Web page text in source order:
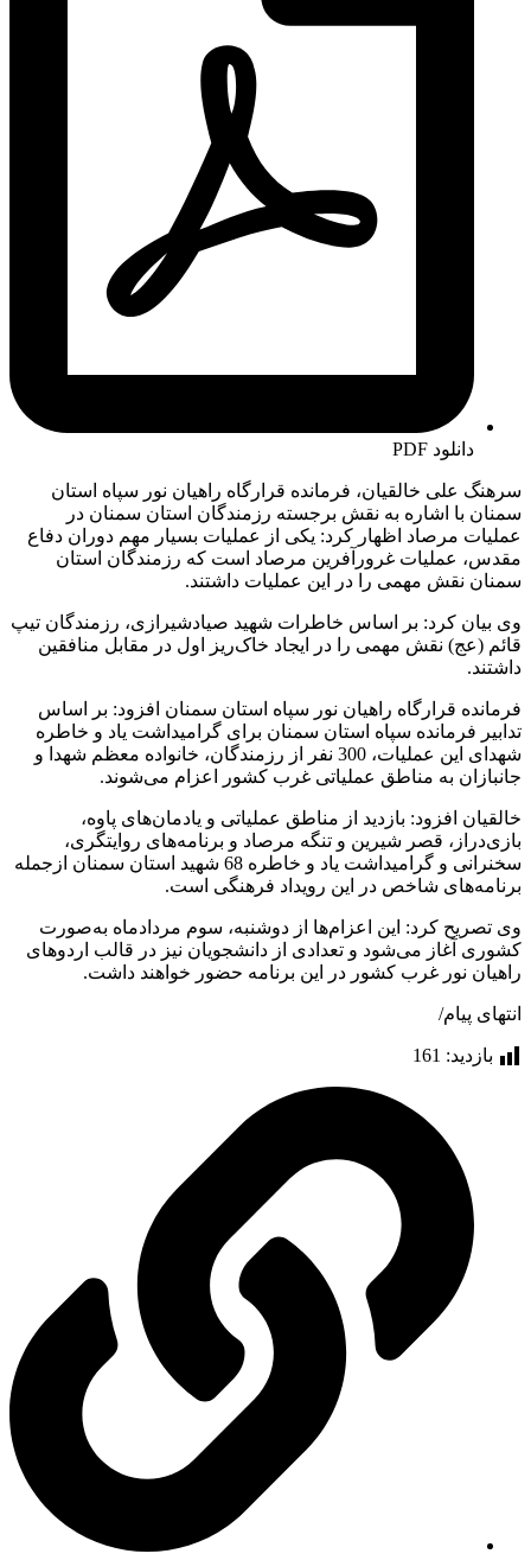
دانلود PDF
سرهنگ علی خالقیان، فرمانده قرارگاه راهیان نور سپاه استان
سمنان با اشاره به نقش برجسته رزمندگان استان سمنان در
عملیات مرصاد اظهار کرد: یکی از عملیات بسیار مهم دوران دفاع
مقدس، عملیات غرورآفرین مرصاد است که رزمندگان استان
سمنان نقش مهمی را در این عملیات داشتند.
وی بیان کرد: بر اساس خاطرات شهید صیادشیرازی، رزمندگان تیپ
قائم (عج) نقش مهمی را در ایجاد خاک‌ریز اول در مقابل منافقین
داشتند.
فرمانده قرارگاه راهیان نور سپاه استان سمنان افزود: بر اساس
تدابیر فرمانده سپاه استان سمنان برای گرامیداشت یاد و خاطره
شهدای این عملیات، 300 نفر از رزمندگان، خانواده معظم شهدا و
جانبازان به مناطق عملیاتی غرب کشور اعزام می‌شوند.
خالقیان افزود: بازدید از مناطق عملیاتی و یادمان‌های پاوه،
بازی‌دراز، قصر شیرین و تنگه مرصاد و برنامه‌های روایتگری،
سخنرانی و گرامیداشت یاد و خاطره 68 شهید استان سمنان ازجمله
برنامه‌های شاخص در این رویداد فرهنگی است.
وی تصریح کرد: این اعزام‌ها از دوشنبه، سوم مردادماه به‌صورت
کشوری آغاز می‌شود و تعدادی از دانشجویان نیز در قالب اردوهای
راهیان نور غرب کشور در این برنامه حضور خواهند داشت.
انتهای پیام/
بازدید: 161